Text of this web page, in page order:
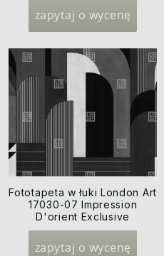
Edition
zapytaj o wycenę
Fototapeta w łuki London Art
17030-07 Impression
D'orient Exclusive
Wallpaper 2022 Iconic Re-
Edition
zapytaj o wycenę